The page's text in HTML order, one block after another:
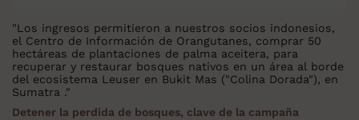
"Los ingresos permitieron a nuestros socios indonesios,
el Centro de Información de Orangutanes, comprar 50
hectáreas de plantaciones de palma aceitera, para
recuperar y restaurar bosques nativos en un área al borde
del ecosistema Leuser en Bukit Mas ("Colina Dorada"), en
Sumatra ."
Detener la perdida de bosques, clave de la campaña